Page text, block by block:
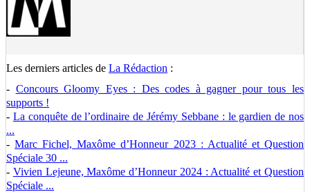
Les derniers articles de La Rédaction :
- Concours Gloomy Eyes : Des codes à gagner pour tous les
supports !
- La conquête de l’ordinaire de Jérémy Sebbane : le gardien de nos
...
-Marc Fichel, Maxôme d’Honneur 2023 : Actualité et Question
Spéciale 30 ...
- Vivien Lejeune, Maxôme d’Honneur 2024 : Actualité et Question
Spéciale ...